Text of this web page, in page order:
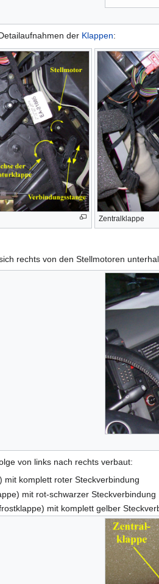
der Klappen:
Zentralklappe
rechts von den Stellmotoren
von links nach rechts verbaut:
mit komplett roter Steckverbindung
mit rot-schwarzer Steckverbindung
mit komplett gelber